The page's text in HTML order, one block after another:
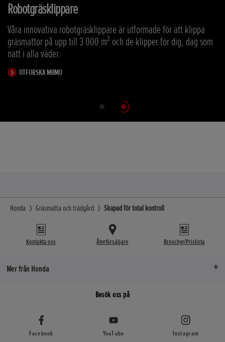
Robotgräsklippare
Våra innovativa robotgräsklippare är utformade för att klippa
gräsmattor på upp till 3 000 m² och de klipper för dig, dag som
natt i alla väder.
UTFORSKA MIIMO
Honda Gräsmatta och trädgård Skapad för total kontroll
Kontakta oss Återförsäljare Broschyr/Prislista
Mer från Honda
Besök oss på
Facebook YouTube Instagram